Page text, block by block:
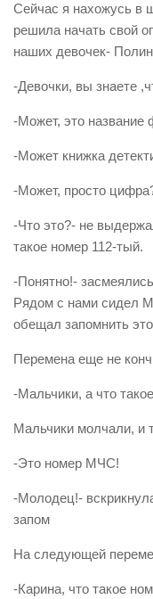
Как стать
Уголок
Пресс-центр
СМИ о нас
Конкурсы
Обращения
Контакты
Вакансии
Сейчас я нахожусь
решила начать свой
наших девочек-
-Девочки, вы знаете
-Может, это название
-Может книжка
-Может, просто
-Что это?- не
такое номер 112-тый.
-Понятно!-
Рядом с нами сидел
обещал запомнить
Перемена еще не
-Мальчики, а что
Мальчики молчали, и
-Это номер МЧС!
-Молодец!-
запом
На следующей
-Карина, что такое